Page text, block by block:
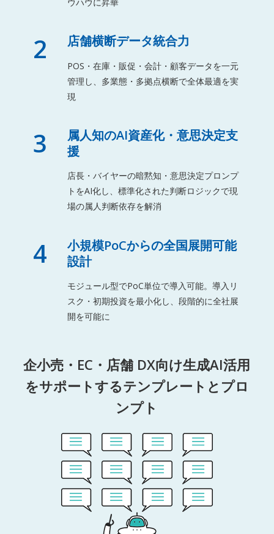
2 店舗横断データ統合力
POS・在庫・販促・会計・顧客データを一元
管理し、多業態・多拠点横断で全体最適を実
現
3
属人知のAI資産化・意思決定支
援
店長・バイヤーの暗黙知・意思決定プロンプ
トをAI化し、標準化された判断ロジックで現
場の属人判断依存を解消
4
小規模PoCからの全国展開可能
設計
モジュール型でPoC単位で導入可能。導入リ
スク・初期投資を最小化し、段階的に全社展
開を可能に
企小売・EC・店舗 DX向け生成AI活用
をサポートするテンプレートとプロ
ンプト